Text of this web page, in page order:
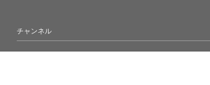
チャンネル